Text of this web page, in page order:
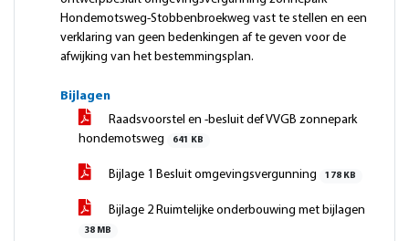
Hondemotsweg-Stobbenbroekweg vast te stellen en een
verklaring van geen bedenkingen af te geven voor de
afwijking van het bestemmingsplan.
Bijlagen
Raadsvoorstel en -besluit def VVGB zonnepark
hondemotsweg
641 KB
Bijlage 1 Besluit omgevingsvergunning 178 KB
Bijlage 2 Ruimtelijke onderbouwing met bijlagen
38 MB